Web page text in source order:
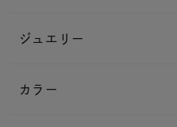
ジュエリー
カラー